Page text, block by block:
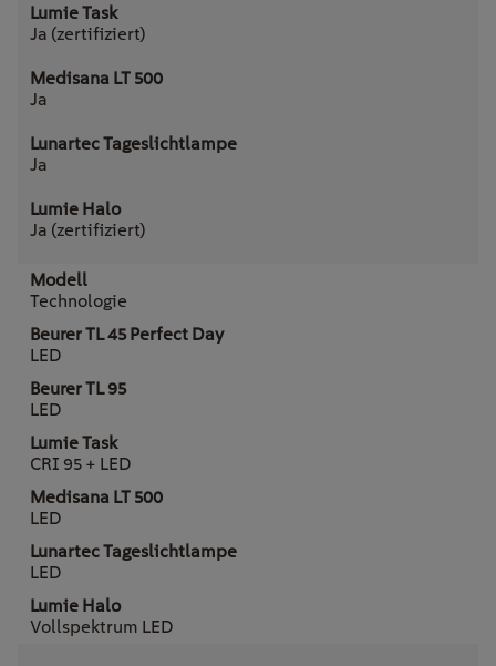
Ja (zertifiziert)
Ja
Ja
Ja (zertifiziert)
Technologie
LED
LED
CRI 95 + LED
LED
LED
Vollspektrum LED